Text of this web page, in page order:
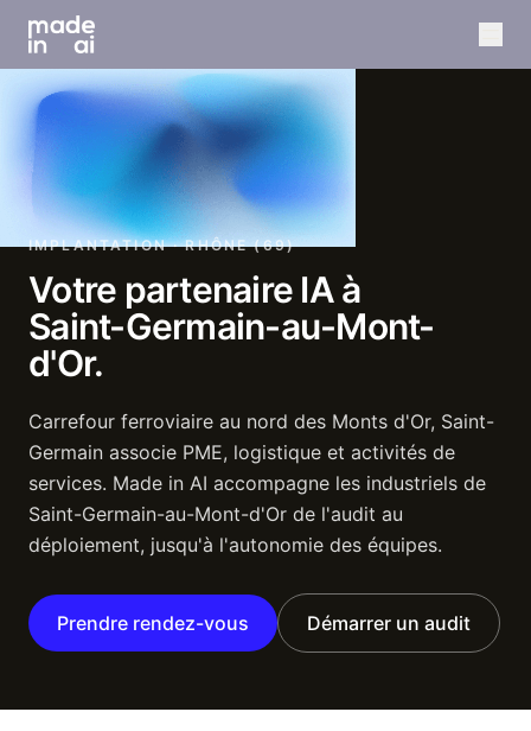
IMPLANTATION · RHÔNE (69)
Votre partenaire IA à
Saint-Germain-au-Mont-
d'Or.
Carrefour ferroviaire au nord des Monts d'Or, Saint-
Germain associe PME, logistique et activités de
services. Made in AI accompagne les industriels de
Saint-Germain-au-Mont-d'Or de l'audit au
déploiement, jusqu'à l'autonomie des équipes.
Prendre rendez-vous Démarrer un audit